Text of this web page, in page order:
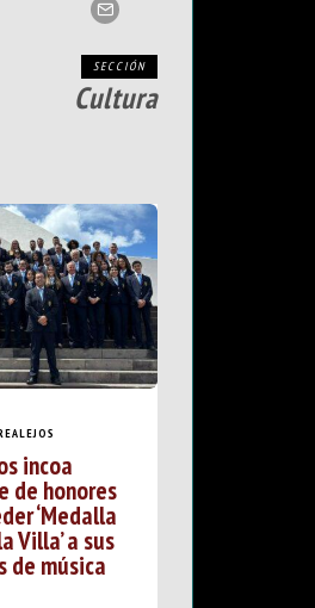
SECCIÓN
Cultura
incoa
de honores
‘Medalla
Villa’ a sus
de música